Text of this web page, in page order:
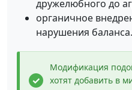
дружелюбного до
органичное
нарушения баланса.
Модификация
хотят добавить в